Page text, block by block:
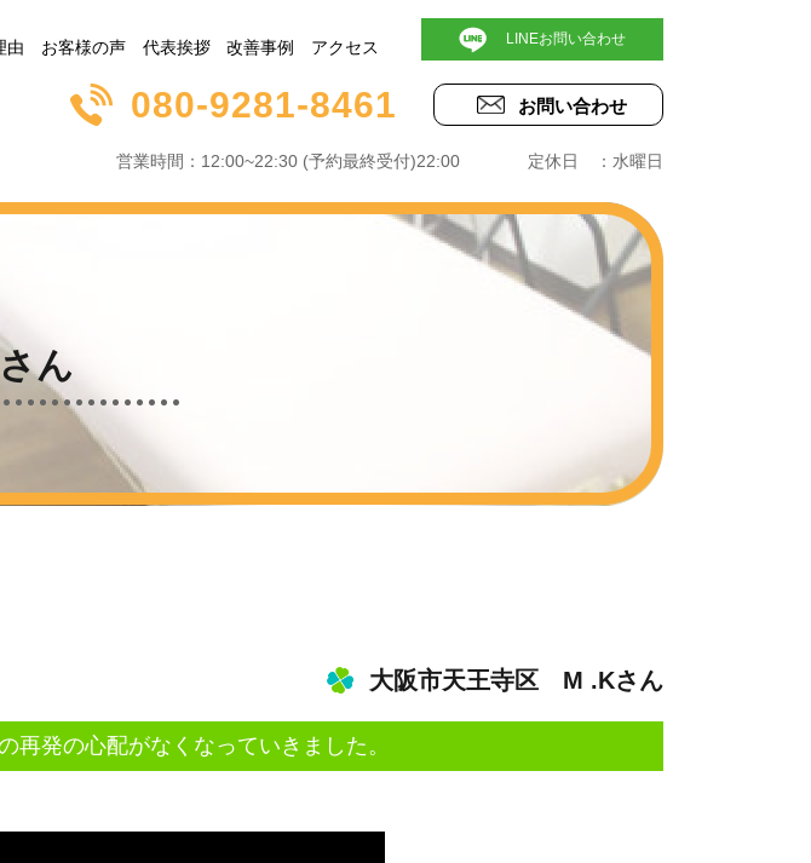
由 お客様の声 代表挨拶 改善事例 アクセス LINEお問い合わせ
080-9281-8461 お問い合わせ
営業時間：12:00~22:30 (予約最終受付)22:00 定休日 ：水曜日
ん
大阪市天王寺区 M .Kさん
発の心配がなくなっていきました。